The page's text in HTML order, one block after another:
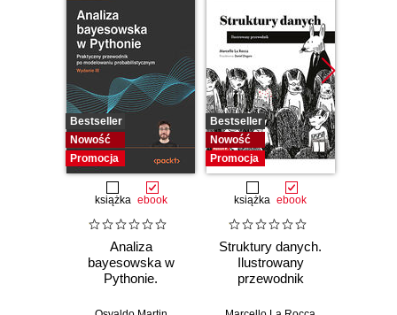
Bestseller
Nowość
Promocja
książka ebook
Analiza
bayesowska w
Pythonie.
przewodnik po
Bestseller
Nowość
Promocja
książka ebook
Struktury danych.
Ilustrowany
przewodnik